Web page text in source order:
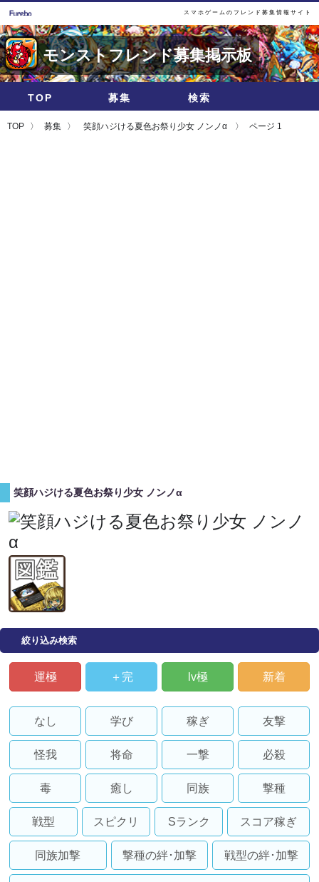
スマホゲームのフレンド募集情報サイト
モンストフレンド募集掲示板
TOP 募集 検索
TOP 募集 笑顔ハジける夏色お祭り少女 ノンノα ページ 1
笑顔ハジける夏色お祭り少女 ノンノα
絞り込み検索
運極 ＋完 lv極 新着
なし 学び 稼ぎ 友撃
怪我 将命 一撃 必殺
毒 癒し 同族 撃種
戦型 スピクリ Sランク スコア稼ぎ
同族加撃 撃種の絆･加撃 戦型の絆･加撃